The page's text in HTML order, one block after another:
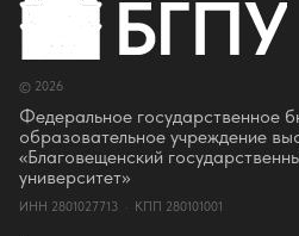
Сведения об образовательной
Об Университете
Сотрудники и преподаватели
Ректор
Оценка качества образования
СМИ о нас
Истории успеха
Партнёры
Документы
Контакты
© 2026
Федеральное государственное
образовательное учреждение
«Благовещенский
университет»
ИНН 2801027713 · КПП 280101001